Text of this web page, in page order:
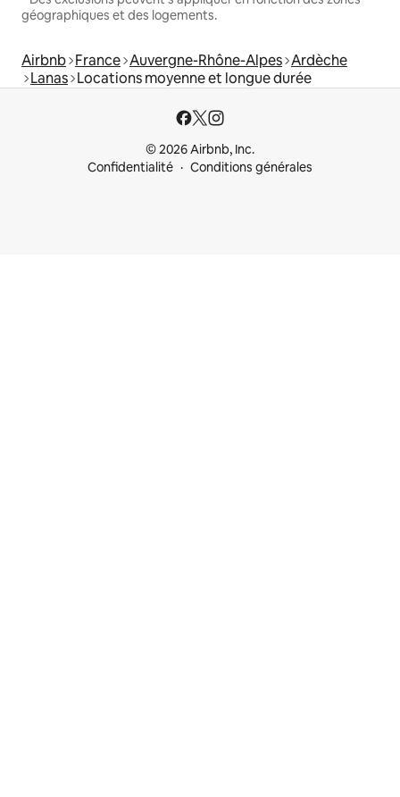
géographiques et des logements.
Airbnb France Auvergne-Rhône-Alpes Ardèche
Lanas Locations moyenne et longue durée
© 2026 Airbnb, Inc.
Confidentialité
Conditions générales